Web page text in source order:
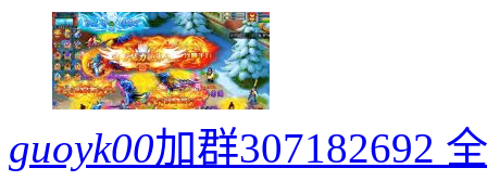
guoyk00加群307182692